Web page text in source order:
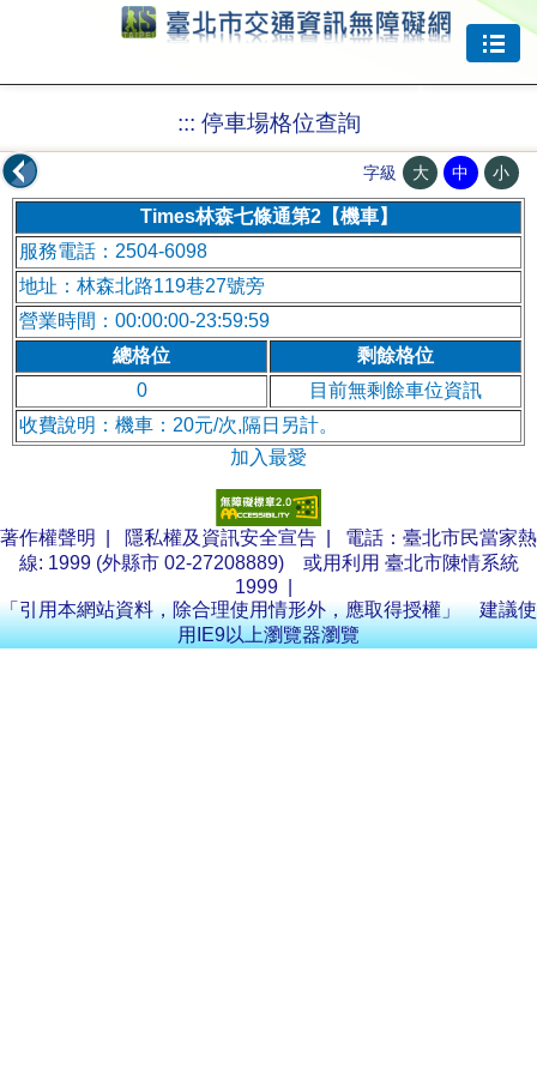
::: 停車場格位查詢
字級 大 中 小
Times林森七條通第2【機車】
服務電話：2504-6098
地址：林森北路119巷27號旁
營業時間：00:00:00-23:59:59
總格位
剩餘格位
0
目前無剩餘車位資訊
收費說明：機車：20元/次,隔日另計。
加入最愛
著作權聲明 隱私權及資訊安全宣告 | 電話：臺北市民當家熱
線: 1999 (外縣市 02-27208889) 或用利用 臺北市陳情系統
1999
「引用本網站資料，除合理使用情形外，應取得授權」 建議使
用IE9以上瀏覽器瀏覽